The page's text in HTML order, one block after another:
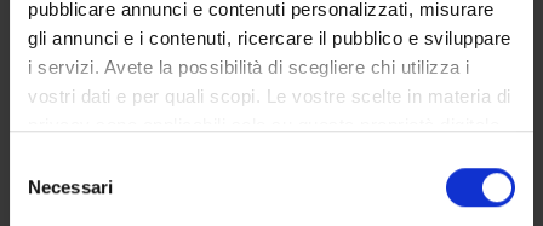
pubblicare annunci e contenuti personalizzati, misurare
gli annunci e i contenuti, ricercare il pubblico e sviluppare
i servizi. Avete la possibilità di scegliere chi utilizza i
vostri dati e per quali scopi. Le vostre scelte in materia di
modificare o revocare il proprio consenso in qualsiasi
momento dalla Dichiarazione sui cookie o facendo clic
Necessari
The course will introduce the students to all the elements of
food sampling (tools,materials,procedures). There will be also
practical exercises on the procedures for the sampling of food
products for microbiological and chemical analysis.